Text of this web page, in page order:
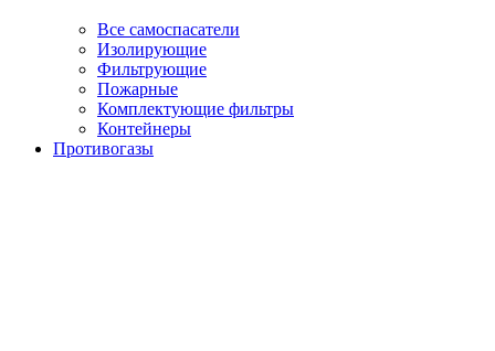
Все самоспасатели
Изолирующие
Фильтрующие
Пожарные
Комплектующие фильтры
Контейнеры
Противогазы